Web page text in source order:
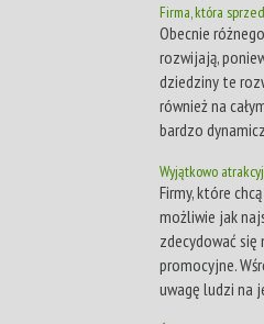
Firma, która
Obecnie
rozwijają,
dziedziny te
również na
bardzo
Wyjątkowo
Firmy, które
możliwie jak
zdecydować
promocyjne.
uwagę ludzi na